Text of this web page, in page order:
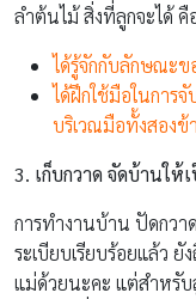
ลำต้นไม้ สิ่งที่ลูกจะได้ คื
ได้รู้จักกับลักษณะ
ได้ฝึกใช้มือในการ
บริเวณมือทั้งสองข้
3. เก็บกวาด จัดบ้านให้
การทำงานบ้าน ปัดกวา
ระเบียบเรียบร้อยแล้ว
แม่ด้วยนะคะ แต่สำหรั